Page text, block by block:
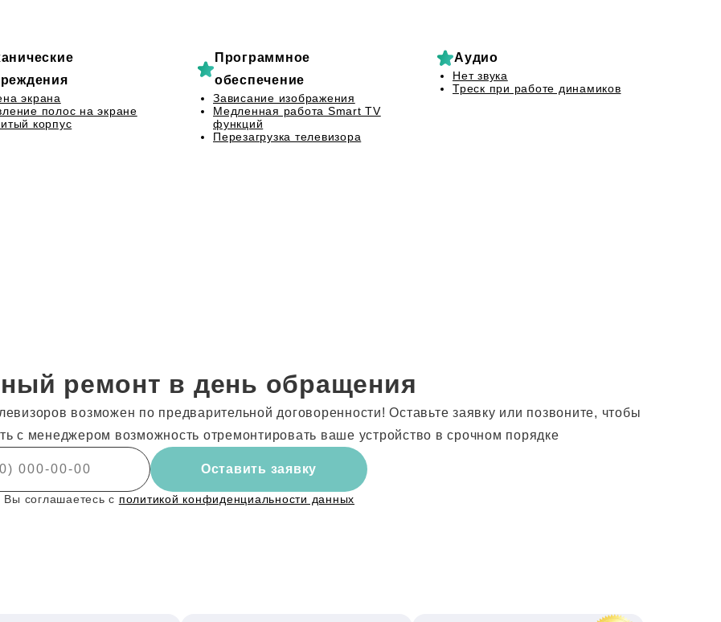
экрана
полос на экране
корпус
Программное
обеспечение
Зависание изображения
Медленная работа Smart TV
функций
Перезагрузка телевизора
Аудио
Нет звука
Треск при работе динамиков
ремонт в день обращения
возможен по предварительной договоренности! Оставьте заявку или позвоните, чтобы
с менеджером возможность отремонтировать ваше устройство в срочном порядке
Оставить заявку
соглашаетесь с политикой конфиденциальности данных